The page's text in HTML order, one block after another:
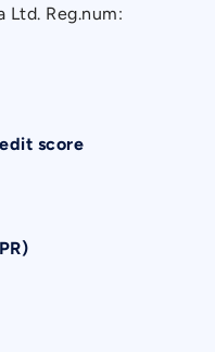
Ltd. Reg.num:
score